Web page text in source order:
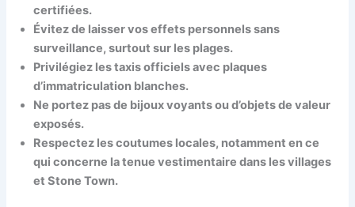
certifiées.
Évitez de laisser vos effets personnels sans
surveillance, surtout sur les plages.
Privilégiez les taxis officiels avec plaques
d’immatriculation blanches.
Ne portez pas de bijoux voyants ou d’objets de valeur
exposés.
Respectez les coutumes locales, notamment en ce
qui concerne la tenue vestimentaire dans les villages
et Stone Town.